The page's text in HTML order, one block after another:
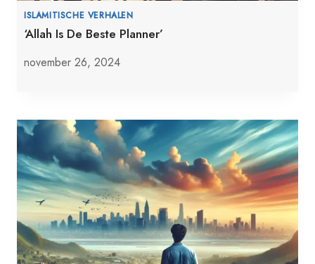
ISLAMITISCHE VERHALEN
‘Allah Is De Beste Planner’
november 26, 2024